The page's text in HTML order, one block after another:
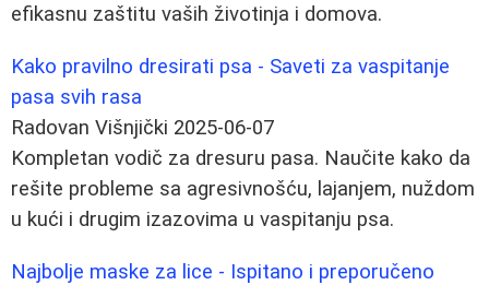
efikasnu zaštitu vaših životinja i domova.
Kako pravilno dresirati psa - Saveti za vaspitanje
pasa svih rasa
Radovan Višnjički 2025-06-07
Kompletan vodič za dresuru pasa. Naučite kako da
rešite probleme sa agresivnošću, lajanjem, nuždom
u kući i drugim izazovima u vaspitanju psa.
Najbolje maske za lice - Ispitano i preporučeno